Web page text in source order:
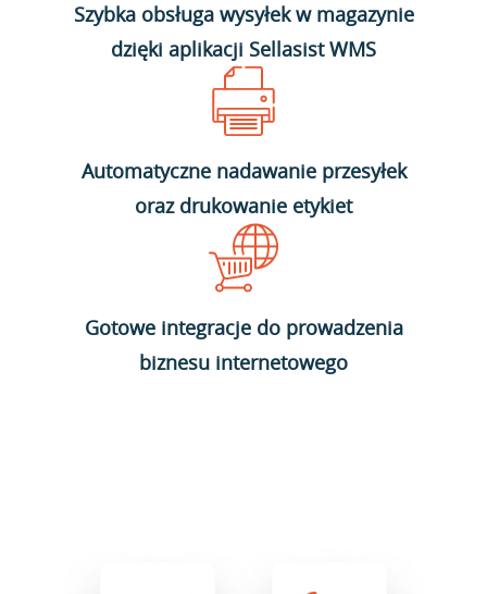
Szybka obsługa wysyłek w magazynie
dzięki aplikacji Sellasist WMS
Automatyczne nadawanie przesyłek
oraz drukowanie etykiet
Gotowe integracje do prowadzenia
biznesu internetowego